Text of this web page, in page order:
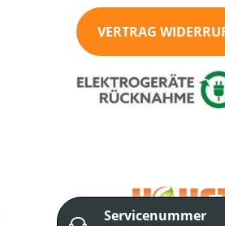
VERTRAG
Servicenummer